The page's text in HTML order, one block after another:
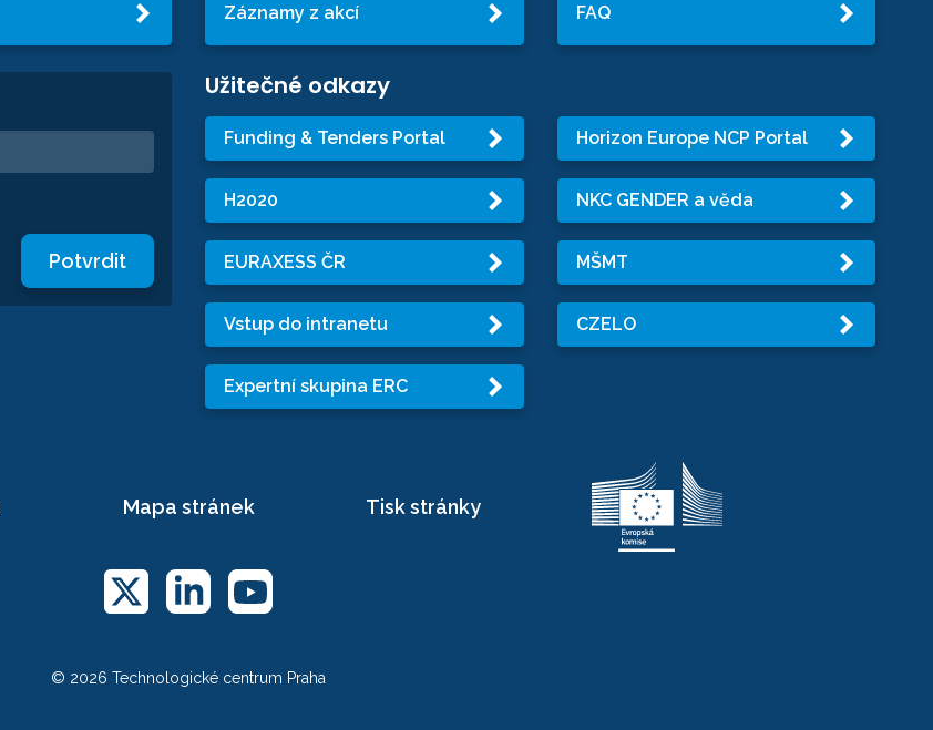
Potvrdit
Záznamy z akcí FAQ
Užitečné odkazy
Funding & Tenders Portal Horizon Europe NCP Portal
H2020 NKC GENDER a věda
EURAXESS ČR MŠMT
Vstup do intranetu CZELO
Expertní skupina ERC
Mapa stránek Tisk stránky
© 2026 Technologické centrum Praha